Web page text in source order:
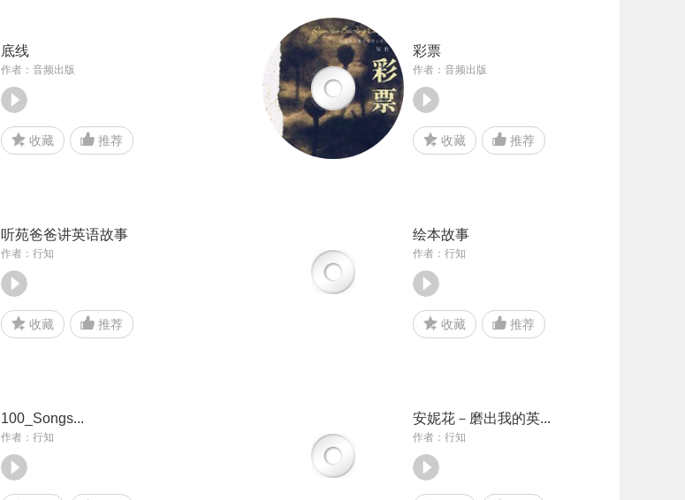
底线
作者：音频出版
收藏 推荐
彩票
作者：音频出版
收藏 推荐
听苑爸爸讲英语故事
作者：行知
收藏 推荐
绘本故事
作者：行知
收藏 推荐
100_Songs...
作者：行知
安妮花－磨出我的英...
作者：行知